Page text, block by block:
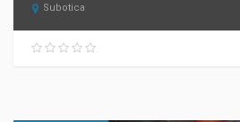
Subotica